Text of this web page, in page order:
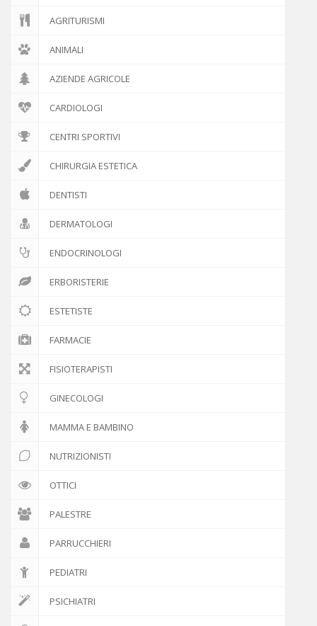
AGRITURISMI
ANIMALI
AZIENDE AGRICOLE
CARDIOLOGI
CENTRI SPORTIVI
CHIRURGIA ESTETICA
DENTISTI
DERMATOLOGI
ENDOCRINOLOGI
ERBORISTERIE
ESTETISTE
FARMACIE
FISIOTERAPISTI
GINECOLOGI
MAMMA E BAMBINO
NUTRIZIONISTI
OTTICI
PALESTRE
PARRUCCHIERI
PEDIATRI
PSICHIATRI